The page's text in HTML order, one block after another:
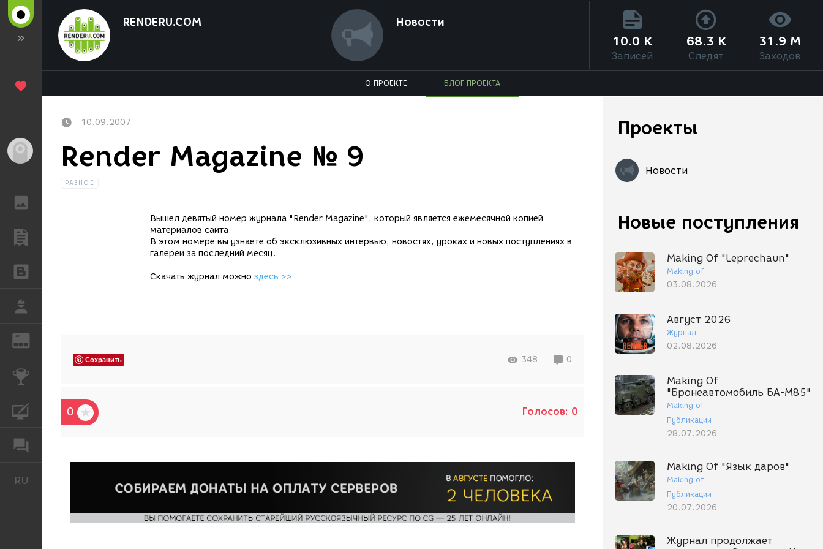
REN
КУРСЫ
RU
RENDERU.COM Новости
10.0 K
Записей
68.3 K
Следят
31.9 M
Заходов
О ПРОЕКТЕ БЛОГ ПРОЕКТА
Проекты
Новости
Новые поступления
Making Of "Leprechaun"
Making of
03.08.2026
Август 2026
Журнал
02.08.2026
Making Of
"Бронеавтомобиль БА-М85"
Making of
Публикации
28.07.2026
Making Of "Язык даров"
Making of
Публикации
20.07.2026
Журнал продолжает
10.09.2007
Render Magazine № 9
РАЗНОЕ
Вышел девятый номер журнала "Render Magazine", который является ежемесячной копией
материалов сайта.
В этом номере вы узнаете об эксклюзивных интервью, новостях, уроках и новых поступлениях в
галереи за последний месяц.
Скачать журнал можно здесь >>
Сохранить 348 0
0 Голосов: 0